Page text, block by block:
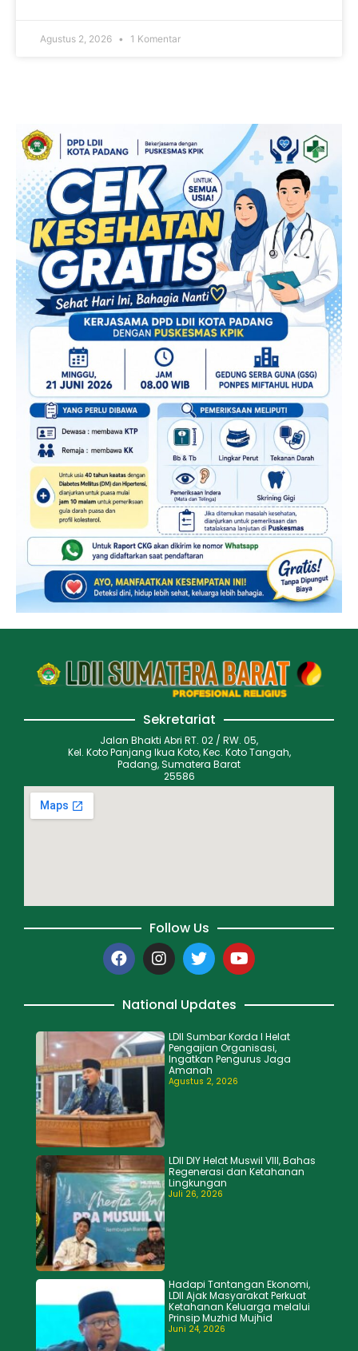
Agustus 2, 2026 1 Komentar
Sekretariat
Jalan Bhakti Abri RT. 02 / RW. 05,
Kel. Koto Panjang Ikua Koto, Kec. Koto Tangah,
Padang, Sumatera Barat
25586
Follow Us
National Updates
LDII Sumbar Korda I Helat
Pengajian Organisasi,
Ingatkan Pengurus Jaga
Amanah
Agustus 2, 2026
LDII DIY Helat Muswil VIII, Bahas
Regenerasi dan Ketahanan
Lingkungan
Juli 26, 2026
Hadapi Tantangan Ekonomi,
LDII Ajak Masyarakat Perkuat
Ketahanan Keluarga melalui
Prinsip Muzhid Mujhid
Juni 24, 2026